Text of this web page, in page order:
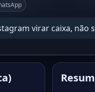
virar caixa, não